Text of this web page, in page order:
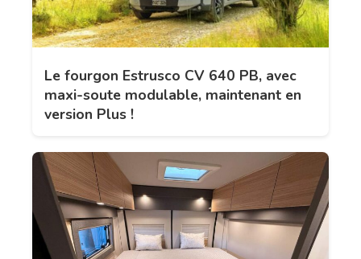
Le fourgon Estrusco CV 640 PB, avec
maxi-soute modulable, maintenant en
version Plus !